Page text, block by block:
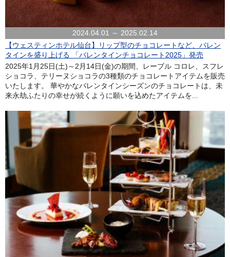
2024.04.01 ～ 2025.02.14
【ウェスティンホテル仙台】リップ型のチョコレートなど、バレン
タインを盛り上げる 「バレンタインチョコレート2025」発売
2025年1月25日(土)～2月14日(金)の期間、レーブル コロレ、スフレ
ショコラ、テリーヌショコラの3種類のチョコレートアイテムを販売
いたします。 華やかなバレンタインシーズンのチョコレートは、未
来永劫ふたりの幸せが続くように願いを込めたアイテムを...